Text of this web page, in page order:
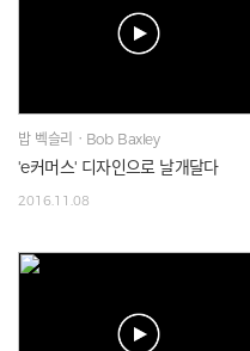
밥 벡슬리ㆍBob Baxley
'e커머스' 디자인으로 날개달다
2016.11.08